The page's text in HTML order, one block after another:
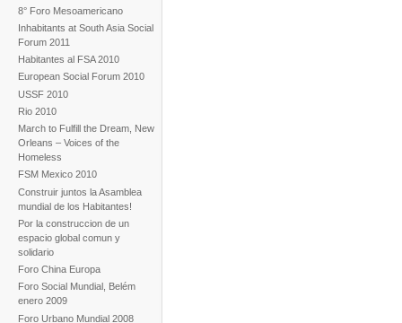
8° Foro Mesoamericano
Inhabitants at South Asia Social
Forum 2011
Habitantes al FSA 2010
European Social Forum 2010
USSF 2010
Rio 2010
March to Fulfill the Dream, New
Orleans – Voices of the
Homeless
FSM Mexico 2010
Construir juntos la Asamblea
mundial de los Habitantes!
Por la construccion de un
espacio global comun y
solidario
Foro China Europa
Foro Social Mundial, Belém
enero 2009
Foro Urbano Mundial 2008